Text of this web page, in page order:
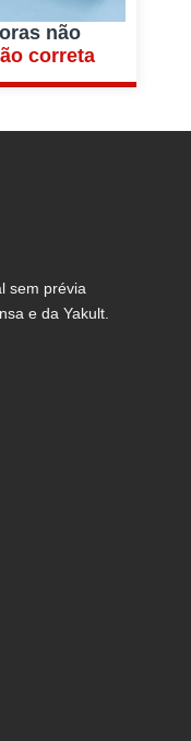
não
correta
sem prévia
e da Yakult.